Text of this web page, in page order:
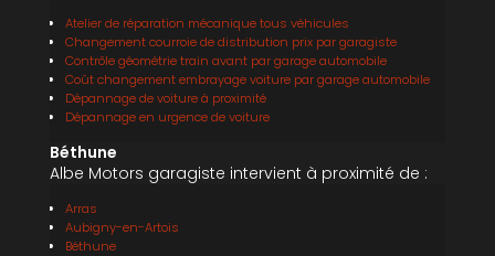
Atelier de réparation mécanique tous véhicules
Changement courroie de distribution prix par garagiste
Contrôle géométrie train avant par garage automobile
Coût changement embrayage voiture par garage automobile
Dépannage de voiture à proximité
Dépannage en urgence de voiture
Béthune
Albe Motors garagiste intervient à proximité de :
Arras
Aubigny-en-Artois
Béthune